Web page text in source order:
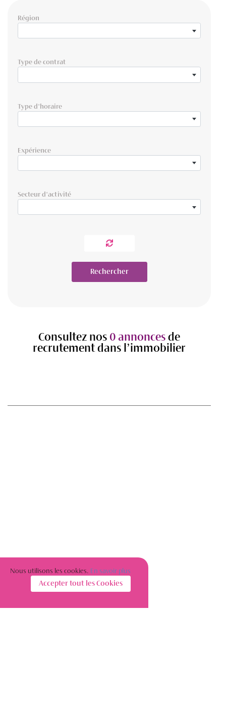
Région
Type de contrat
Type d'horaire
Expérience
Secteur d'activité
Rechercher
Consultez nos 0 annonces de
recrutement dans l’immobilier
Nous utilisons les cookies. En savoir plus
Accepter tout les Cookies